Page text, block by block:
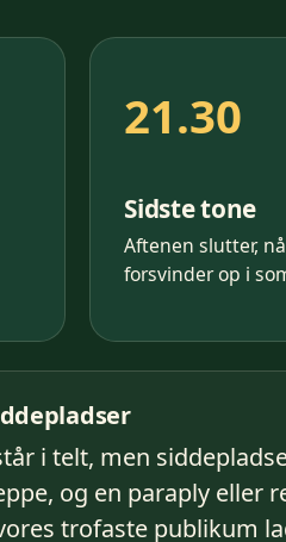
21.30
Sidste tone
Aftenen slutter,
forsvinder op i
i telt, men
og en paraply eller
trofaste publikum